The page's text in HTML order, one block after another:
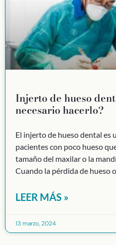
Injerto de hueso
necesario hacerlo?
El injerto de hueso dental es
pacientes con poco hueso
tamaño del maxilar o la
Cuando la pérdida de hueso o
LEER MÁS »
13 marzo, 2024